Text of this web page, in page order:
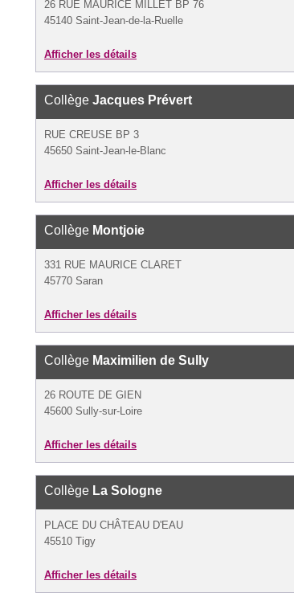
26 RUE MAURICE MILLET BP 76
45140 Saint-Jean-de-la-Ruelle
Afficher les détails
Collège Jacques Prévert
RUE CREUSE BP 3
45650 Saint-Jean-le-Blanc
Afficher les détails
Collège Montjoie
331 RUE MAURICE CLARET
45770 Saran
Afficher les détails
Collège Maximilien de Sully
26 ROUTE DE GIEN
45600 Sully-sur-Loire
Afficher les détails
Collège La Sologne
PLACE DU CHÂTEAU D'EAU
45510 Tigy
Afficher les détails